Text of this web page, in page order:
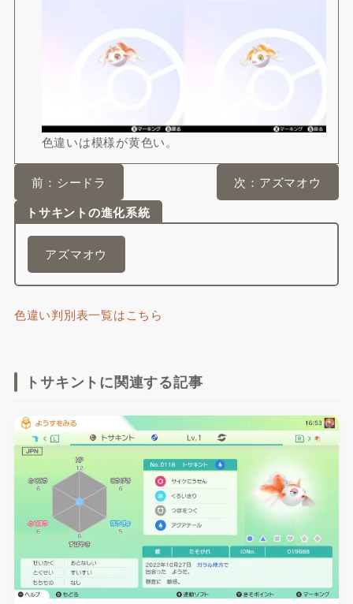
色違いは模様が黄色い。
前：シードラ 次：アズマオウ
トサキントの進化系統
アズマオウ
色違い判別表一覧はこちら
トサキントに関連する記事